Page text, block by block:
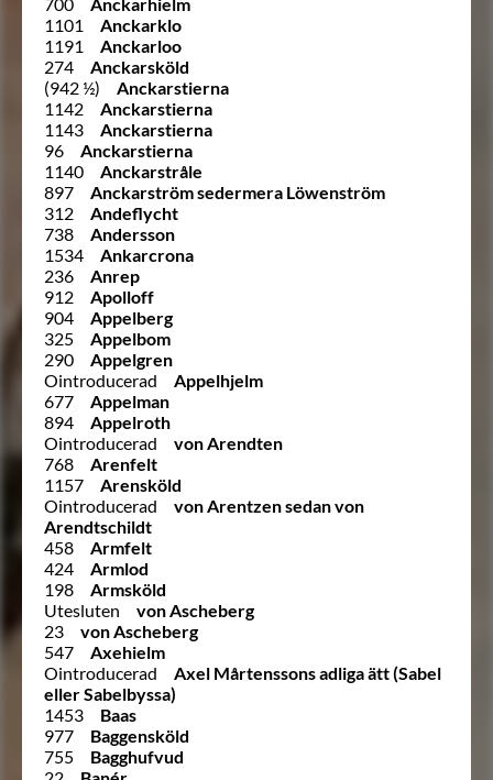
1101
Anckarklo
1191
Anckarloo
274
Anckarsköld
(942 ½)
Anckarstierna
1142
Anckarstierna
1143
Anckarstierna
96
Anckarstierna
1140
Anckarstråle
897
Anckarström sedermera Löwenström
312
Andeflycht
738
Andersson
1534
Ankarcrona
236
Anrep
912
Apolloff
904
Appelberg
325
Appelbom
290
Appelgren
Ointroducerad
Appelhjelm
677
Appelman
894
Appelroth
Ointroducerad
von Arendten
768
Arenfelt
1157
Arensköld
Ointroducerad
von Arentzen sedan von
Arendtschildt
458
Armfelt
424
Armlod
198
Armsköld
Utesluten
von Ascheberg
23
von Ascheberg
547
Axehielm
Ointroducerad
Axel Mårtenssons adliga ätt (Sabel
eller Sabelbyssa)
1453
Baas
977
Baggensköld
755
Bagghufvud